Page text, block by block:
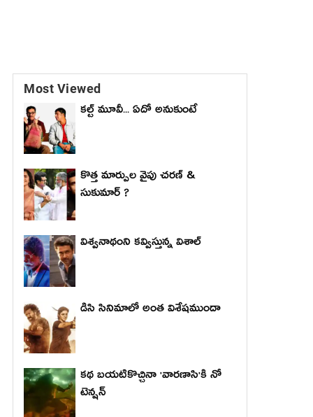
Most Viewed
కల్ట్ మూవీ... ఏదో అనుకుంటే
కొత్త మార్పుల వైపు చరణ్ &
సుకుమార్ ?
విశ్వనాథంని కవ్విస్తున్న విశాల్
డిసి సినిమాలో అంత విశేషముందా
కథ బయటికొచ్చినా 'వారణాసి'కి నో
టెన్షన్